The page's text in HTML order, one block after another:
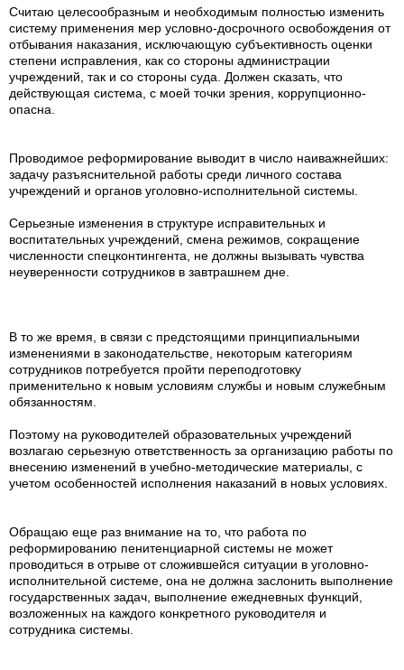
Считаю целесообразным и необходимым полностью изменить
систему применения мер условно-досрочного освобождения от
отбывания наказания, исключающую субъективность оценки
степени исправления, как со стороны администрации
учреждений, так и со стороны суда. Должен сказать, что
действующая система, с моей точки зрения, коррупционно-
опасна.
Проводимое реформирование выводит в число наиважнейших:
задачу разъяснительной работы среди личного состава
учреждений и органов уголовно-исполнительной системы.
Серьезные изменения в структуре исправительных и
воспитательных учреждений, смена режимов, сокращение
численности спецконтингента, не должны вызывать чувства
неуверенности сотрудников в завтрашнем дне.
В то же время, в связи с предстоящими принципиальными
изменениями в законодательстве, некоторым категориям
сотрудников потребуется пройти переподготовку
применительно к новым условиям службы и новым служебным
обязанностям.
Поэтому на руководителей образовательных учреждений
возлагаю серьезную ответственность за организацию работы по
внесению изменений в учебно-методические материалы, с
учетом особенностей исполнения наказаний в новых условиях.
Обращаю еще раз внимание на то, что работа по
реформированию пенитенциарной системы не может
проводиться в отрыве от сложившейся ситуации в уголовно-
исполнительной системе, она не должна заслонить выполнение
государственных задач, выполнение ежедневных функций,
возложенных на каждого конкретного руководителя и
сотрудника системы.